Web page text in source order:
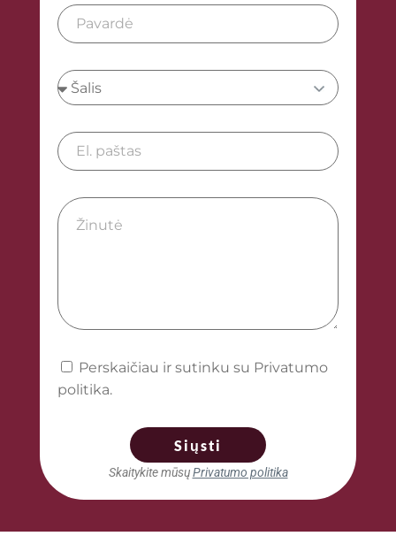
Perskaičiau ir sutinku su Privatumo
politika.
Siųsti
Skaitykite mūsųPrivatumo politika